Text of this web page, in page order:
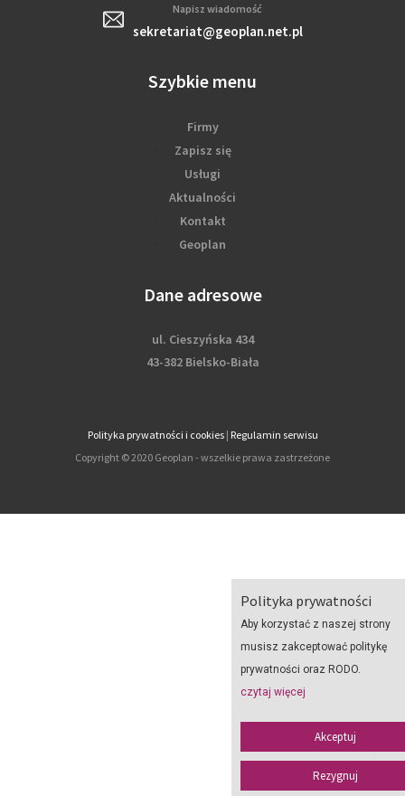
Polityka prywatności
Aby korzystać z naszej strony
musisz zakceptować politykę
prywatności oraz RODO.
czytaj więcej
Akceptuj
Rezygnuj
Napisz wiadomość
sekretariat@geoplan.net.pl
Szybkie menu
Firmy
Zapisz się
Usługi
Aktualności
Kontakt
Geoplan
Dane adresowe
ul. Cieszyńska 434
43-382 Bielsko-Biała
Polityka prywatności i cookies| Regulamin serwisu
Copyright © 2020 Geoplan - wszelkie prawa zastrzeżone